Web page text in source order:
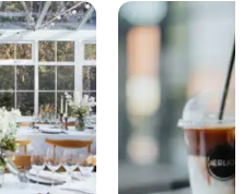
Café Ærligt